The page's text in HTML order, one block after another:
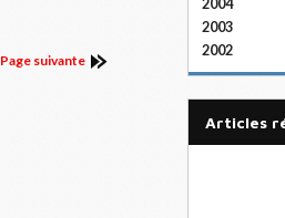
Page suivante
2004
2003
2002
articles